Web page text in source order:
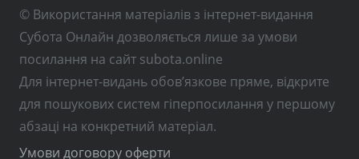
© Використання матеріалів з інтернет-видання
Субота Онлайн дозволяється лише за умови
посилання на сайт subota.online
Для інтернет-видань обов’язкове пряме, відкрите
для пошукових систем гіперпосилання у першому
абзаці на конкретний матеріал.
Умови договору оферти